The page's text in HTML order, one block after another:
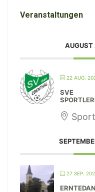
Veranstaltungen
22 AUG.
SVE
27 SEP.